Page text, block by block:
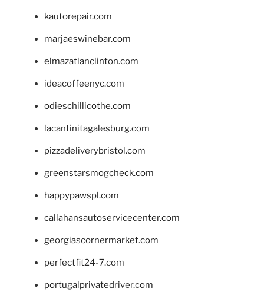
kautorepair.com
marjaeswinebar.com
elmazatlanclinton.com
ideacoffeenyc.com
odieschillicothe.com
lacantinitagalesburg.com
pizzadeliverybristol.com
greenstarsmogcheck.com
happypawspl.com
callahansautoservicecenter.com
georgiascornermarket.com
perfectfit24-7.com
portugalprivatedriver.com